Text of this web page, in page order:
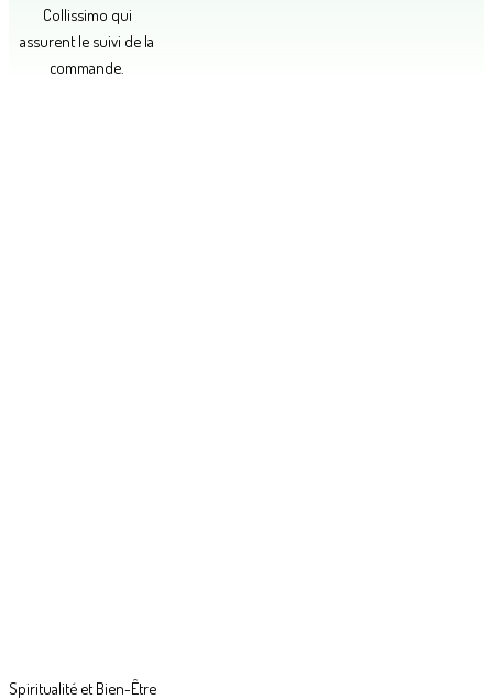
Collissimo qui
assurent le suivi de la
commande.
Spiritualité et Bien-Être